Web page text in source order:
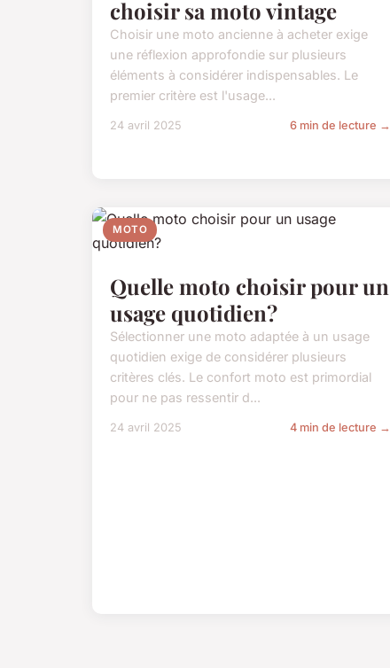
choisir sa moto vintage
Choisir une moto ancienne à acheter exige
une réflexion approfondie sur plusieurs
éléments à considérer indispensables. Le
premier critère est l'usage...
24 avril 2025 6 min de lecture →
MOTO
Quelle moto choisir pour un
usage quotidien?
Sélectionner une moto adaptée à un usage
quotidien exige de considérer plusieurs
critères clés. Le confort moto est primordial
pour ne pas ressentir d...
24 avril 2025 4 min de lecture →